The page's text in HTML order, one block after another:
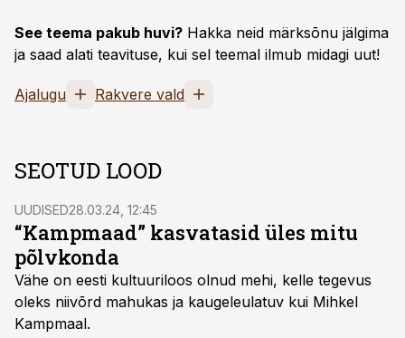
See teema pakub huvi? Hakka neid märksõnu jälgima
ja saad alati teavituse, kui sel teemal ilmub midagi uut!
Ajalugu Rakvere vald
SEOTUD LOOD
UUDISED28.03.24, 12:45
“Kampmaad” kasvatasid üles mitu
põlvkonda
Vähe on eesti kultuuriloos olnud mehi, kelle tegevus
oleks niivõrd mahukas ja kaugeleulatuv kui Mihkel
Kampmaal.